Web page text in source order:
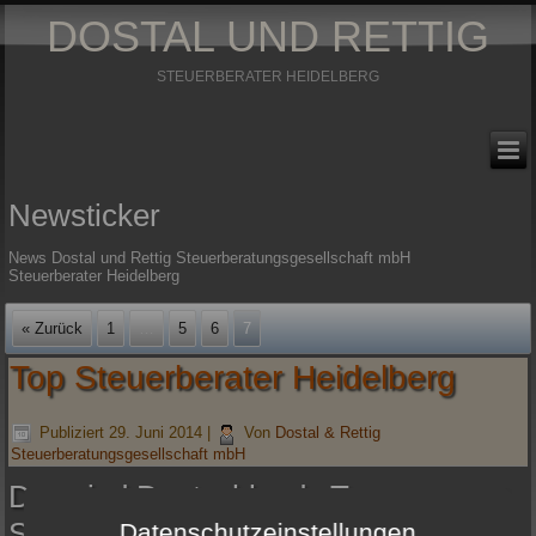
DOSTAL UND RETTIG
STEUERBERATER HEIDELBERG
Newsticker
News Dostal und Rettig Steuerberatungsgesellschaft mbH
Steuerberater Heidelberg
« Zurück 1 5 6 7
Top Steuerberater Heidelberg
Publiziert 29. Juni 2014 Von Dostal & Rettig
Steuerberatungsgesellschaft mbH
Das sind Deutschlands Top-